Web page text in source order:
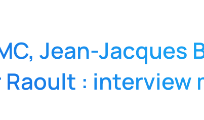
Jean-Jacques
Raoult : interview